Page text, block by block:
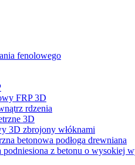
fenolowego
FRP 3D
rdzenia
3D
3D zbrojony włóknami
betonowa podłoga drewniana
podniesiona z betonu o wysokiej